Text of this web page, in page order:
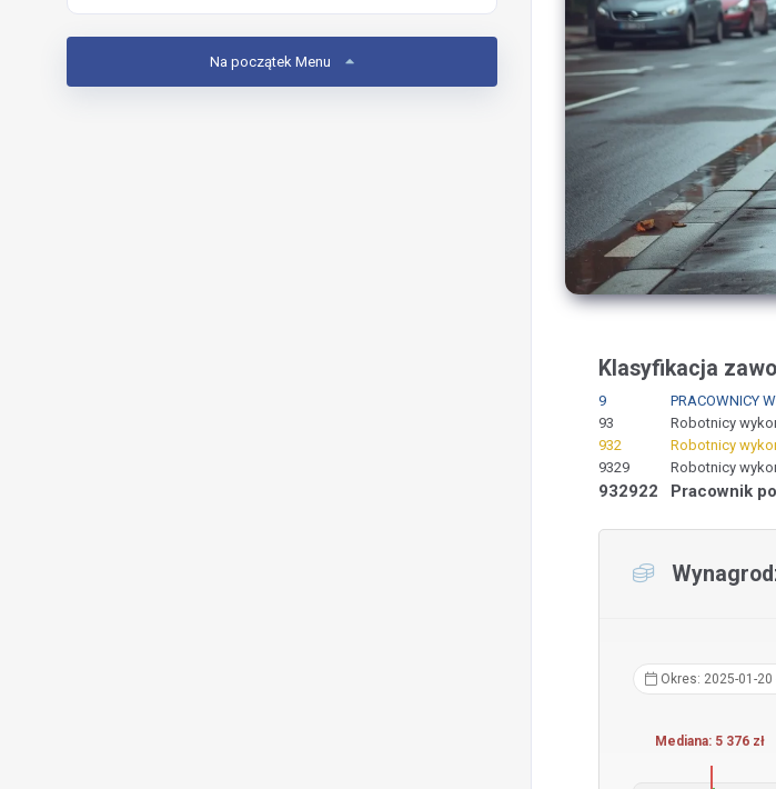
Na początek Menu
Klasyfikacja
9
PRACOWNICY
93
Robotnicy
932
Robotnicy
9329
Robotnicy
932922 Pracownik
Okres: 2025-01-20
Mediana: 5 376 zł